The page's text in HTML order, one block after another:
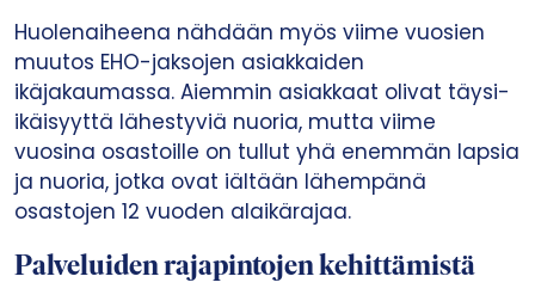
Huolenaiheena nähdään myös viime vuosien
muutos EHO-jaksojen asiakkaiden
ikäjakaumassa. Aiemmin asiakkaat olivat täysi-
ikäisyyttä lähestyviä nuoria, mutta viime
vuosina osastoille on tullut yhä enemmän lapsia
ja nuoria, jotka ovat iältään lähempänä
osastojen 12 vuoden alaikärajaa.
Palveluiden rajapintojen kehittämistä